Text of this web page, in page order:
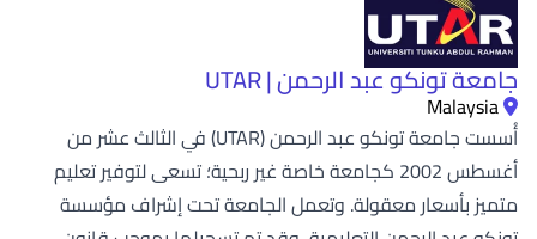
جامعة تونكو عبد الرحمن | UTAR
Malaysia
أُسست جامعة تونكو عبد الرحمن (UTAR) في الثالث عشر من
أغسطس 2002 كجامعة خاصة غير ربحية؛ تسعى لتوفير تعليم
متميز بأسعار معقولة. وتعمل الجامعة تحت إشراف مؤسسة